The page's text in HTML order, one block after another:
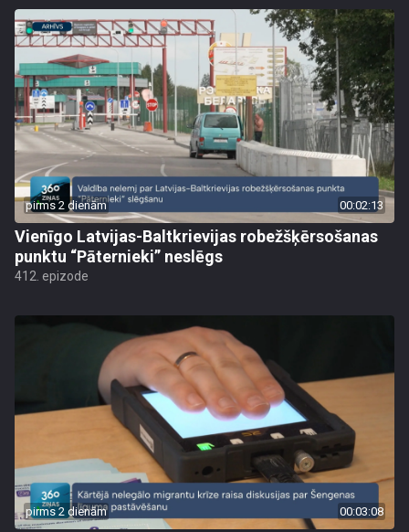
pirms 2 dienām 00:02:13
Vienīgo Latvijas-Baltkrievijas robežšķērsošanas
punktu “Pāternieki” neslēgs
412. epizode
pirms 2 dienām 00:03:08